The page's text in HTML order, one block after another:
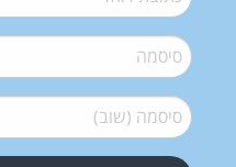
סיסמה*
סיסמה (שוב)*